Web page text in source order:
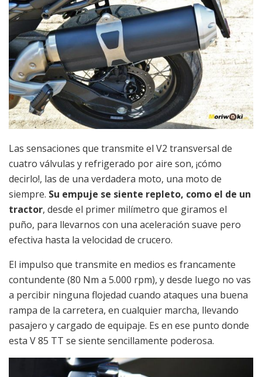
Las sensaciones que transmite el V2 transversal de
cuatro válvulas y refrigerado por aire son, ¡cómo
decirlo!, las de una verdadera moto, una moto de
siempre. Su empuje se siente repleto, como el de un
tractor, desde el primer milímetro que giramos el
puño, para llevarnos con una aceleración suave pero
efectiva hasta la velocidad de crucero.
El impulso que transmite en medios es francamente
contundente (80 Nm a 5.000 rpm), y desde luego no vas
a percibir ninguna flojedad cuando ataques una buena
rampa de la carretera, en cualquier marcha, llevando
pasajero y cargado de equipaje. Es en ese punto donde
esta V 85 TT se siente sencillamente poderosa.